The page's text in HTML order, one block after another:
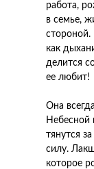
работа,
в семье,
стороной.
как
делится
ее любит!
Она
тянутся
силу.
которое